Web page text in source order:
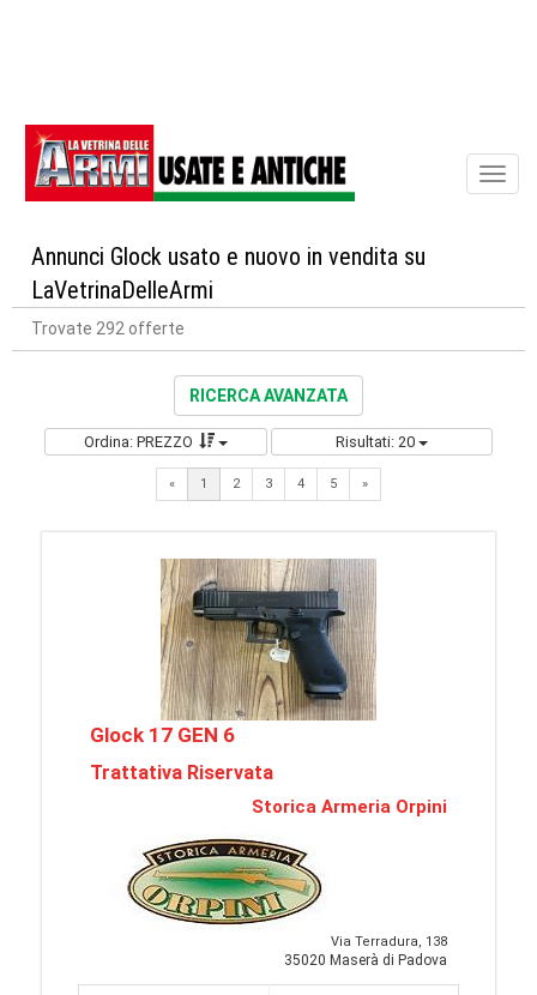
Annunci Glock usato e nuovo in vendita su
LaVetrinaDelleArmi
Trovate 292 offerte
RICERCA AVANZATA
Ordina: PREZZO Risultati: 20
« 1 2 3 4 5 »Next
Glock 17 GEN 6
Trattativa Riservata
Storica Armeria Orpini
Via Terradura, 138
35020 Maserà di Padova